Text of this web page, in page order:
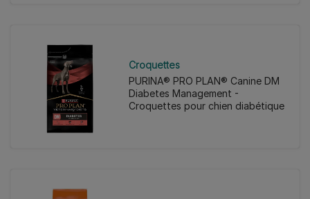
Croquettes
PURINA® PRO PLAN® Canine DM
Diabetes Management -
Croquettes pour chien diabétique